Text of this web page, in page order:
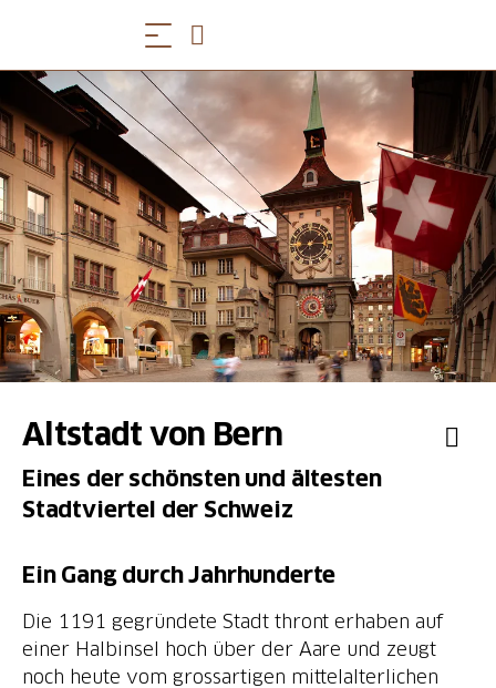
Altstadt von Bern
Eines der schönsten und ältesten
Stadtviertel der Schweiz
Ein Gang durch Jahrhunderte
Die 1191 gegründete Stadt thront erhaben auf
einer Halbinsel hoch über der Aare und zeugt
noch heute vom grossartigen mittelalterlichen